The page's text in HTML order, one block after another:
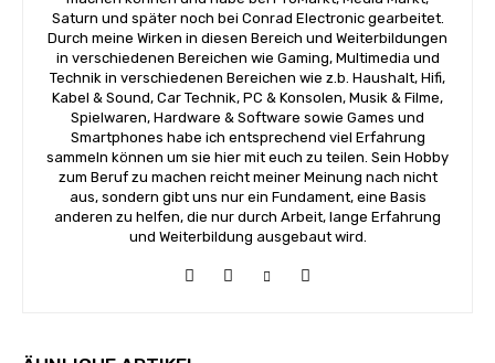
Saturn und später noch bei Conrad Electronic gearbeitet.
Durch meine Wirken in diesen Bereich und Weiterbildungen
in verschiedenen Bereichen wie Gaming, Multimedia und
Technik in verschiedenen Bereichen wie z.b. Haushalt, Hifi,
Kabel & Sound, Car Technik, PC & Konsolen, Musik & Filme,
Spielwaren, Hardware & Software sowie Games und
Smartphones habe ich entsprechend viel Erfahrung
sammeln können um sie hier mit euch zu teilen. Sein Hobby
zum Beruf zu machen reicht meiner Meinung nach nicht
aus, sondern gibt uns nur ein Fundament, eine Basis
anderen zu helfen, die nur durch Arbeit, lange Erfahrung
und Weiterbildung ausgebaut wird.